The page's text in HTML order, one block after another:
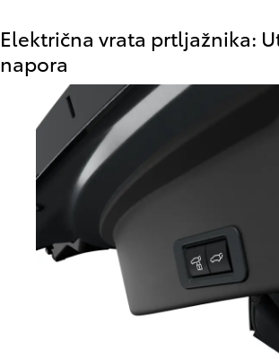
Električna vrata prtljažnika:
napora